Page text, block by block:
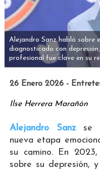
Alejandro Sanz habló sobre
diagnosticado con
profesional fue clave en su
26 Enero 2026 -
Ilse Herrera Marañón
Alejandro Sanzse
nueva etapa
su camino. En
sobre su depresión,